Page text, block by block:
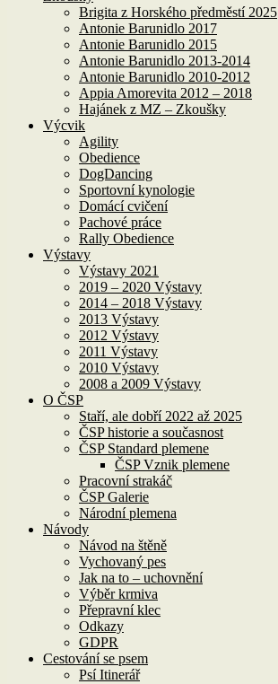
Brigita z Horského předměstí 2025
Antonie Barunidlo 2017
Antonie Barunidlo 2015
Antonie Barunidlo 2013-2014
Antonie Barunidlo 2010-2012
Appia Amorevita 2012 – 2018
Hajánek z MZ – Zkoušky
Výcvik
Agility
Obedience
DogDancing
Sportovní kynologie
Domácí cvičení
Pachové práce
Rally Obedience
Výstavy
Výstavy 2021
2019 – 2020 Výstavy
2014 – 2018 Výstavy
2013 Výstavy
2012 Výstavy
2011 Výstavy
2010 Výstavy
2008 a 2009 Výstavy
O ČSP
Staří, ale dobří 2022 až 2025
ČSP historie a současnost
ČSP Standard plemene
ČSP Vznik plemene
Pracovní strakáč
ČSP Galerie
Národní plemena
Návody
Návod na štěně
Vychovaný pes
Jak na to – uchovnění
Výběr krmiva
Přepravní klec
Odkazy
GDPR
Cestování se psem
Psí Itinerář